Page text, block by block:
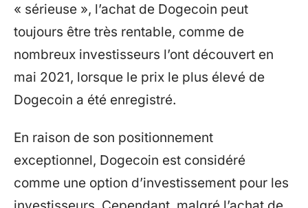
« sérieuse », l’achat de Dogecoin peut
toujours être très rentable, comme de
nombreux investisseurs l’ont découvert en
mai 2021, lorsque le prix le plus élevé de
Dogecoin a été enregistré.
En raison de son positionnement
exceptionnel, Dogecoin est considéré
comme une option d’investissement pour les